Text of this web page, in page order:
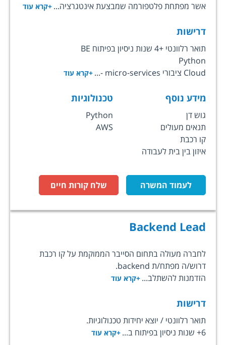
אשר מפתחת פלטפורמה שמבצעת אינטגרציה... +קרא עוד
דרישות
תואר רלוונטי +4 שנות ניסיון בפיתוח BE
Python
Cloud ציבורי micro-services -...
+קרא עוד
מידע נוסף
גוש דן
תנאים מעולים
קו רכבת
איזון בין בית לעבודה
טכנולוגיות
Python
AWS
לעמוד המשרה שלח קורות חיים
Backend Lead
לחברה מעולה בתחום הסייבר הממוקמת על קו רכבת
דרוש/ה מפתח/ת backend.
הזדמנות להשתלב... +קרא עוד
דרישות
תואר רלוונטי / יוצא יחידות טכנולוגיות.
6+ שנות ניסיון בפיתוח ב...
+קרא עוד